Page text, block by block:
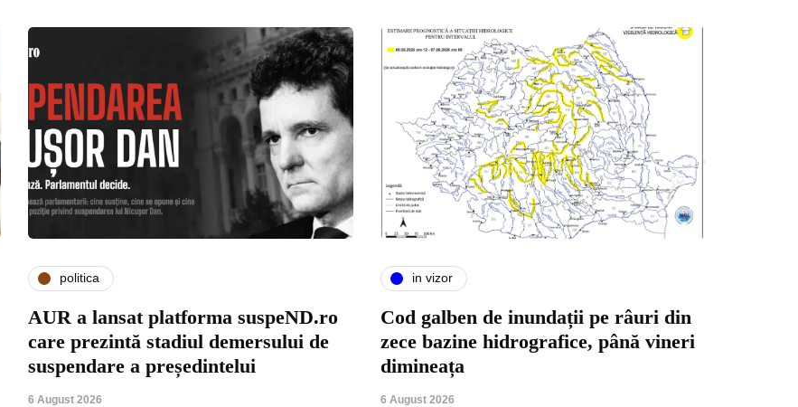
politica
AUR a lansat platforma suspeND.ro
care prezintă stadiul demersului de
suspendare a președintelui
6 August 2026
in vizor
Cod galben de inundații pe râuri din
zece bazine hidrografice, până vineri
dimineața
6 August 2026